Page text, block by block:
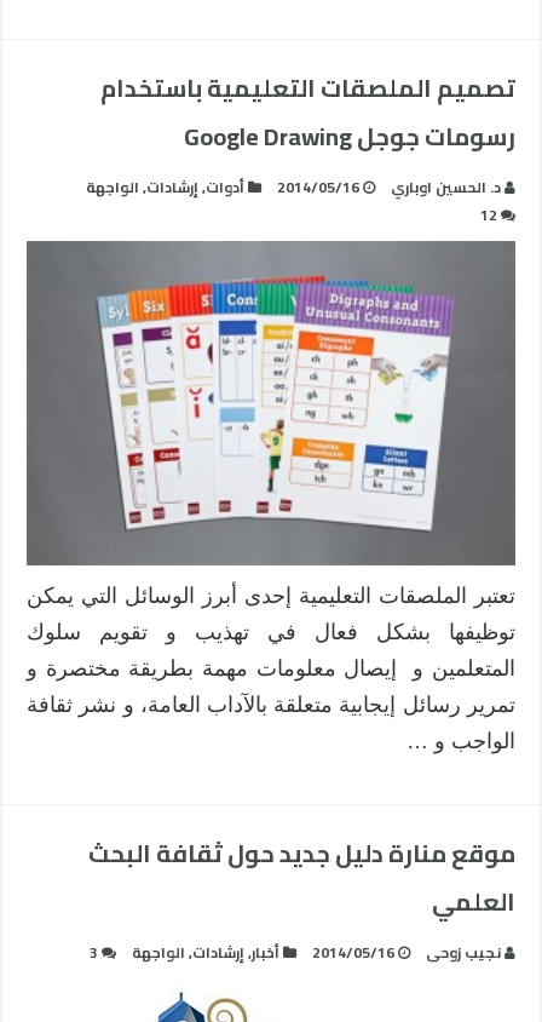
تصميم الملصقات التعليمية باستخدام
رسومات جوجل Google Drawing
د. الحسين اوباري 2014/05/16 أدوات,إرشادات,الواجهة
12
تعتبر الملصقات التعليمية إحدى أبرز الوسائل التي يمكن
توظيفها بشكل فعال في تهذيب و تقويم سلوك
المتعلمين و إيصال معلومات مهمة بطريقة مختصرة و
تمرير رسائل إيجابية متعلقة بالآداب العامة، و نشر ثقافة
الواجب و …
موقع منارة دليل جديد حول ثقافة البحث
العلمي
نجيب زوحى 2014/05/16 أخبار,إرشادات,الواجهة 3